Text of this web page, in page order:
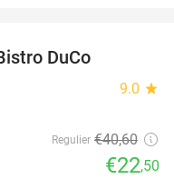
DuCo
9.0 star
Regulier €40,60
€22,50